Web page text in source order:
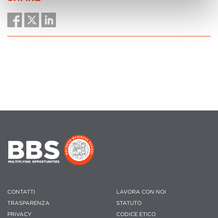
CONTATTI
TRASPARENZA
PRIVACY
LAVORA CON NOI
STATUTO
CODICE ETICO